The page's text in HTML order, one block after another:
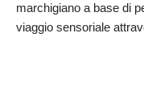
marchigiano a base di
viaggio sensoriale